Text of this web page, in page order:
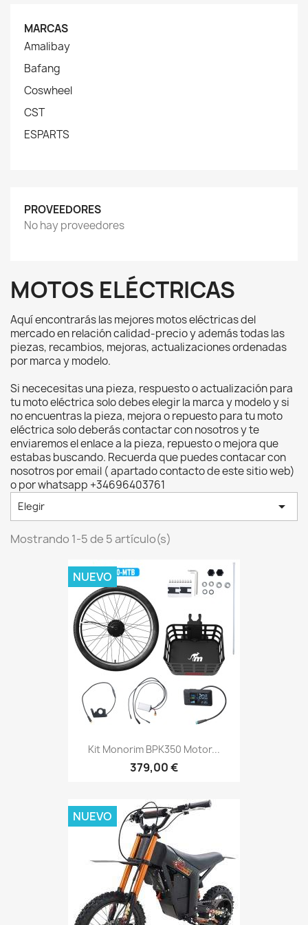
MARCAS
Amalibay
Bafang
Coswheel
CST
ESPARTS
PROVEEDORES
No hay proveedores
MOTOS ELÉCTRICAS
Aquí encontrarás las mejores motos eléctricas del
mercado en relación calidad-precio y además todas las
piezas, recambios, mejoras, actualizaciones ordenadas
por marca y modelo.
Si nececesitas una pieza, respuesto o actualización para
tu moto eléctrica solo debes elegir la marca y modelo y si
no encuentras la pieza, mejora o repuesto para tu moto
eléctrica solo deberás contactar con nosotros y te
enviaremos el enlace a la pieza, repuesto o mejora que
estabas buscando. Recuerda que puedes contacar con
nosotros por email ( apartado contacto de este sitio web)
o por whatsapp +34696403761
Elegir 
Mostrando 1-5 de 5 artículo(s)
Kit Monorim BPK350 Motor...
379,00 €
NUEVO
NUEVO